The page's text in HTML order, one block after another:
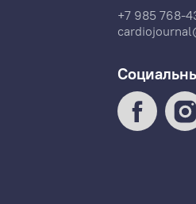
+7 985 768-